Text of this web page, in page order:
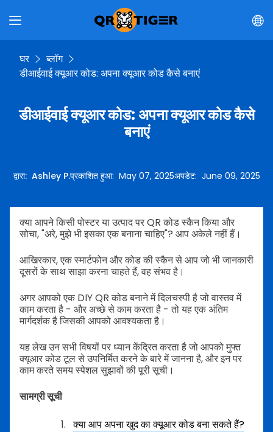
घर
ब्लॉग
डीआईवाई क्यूआर कोड: अपना क्यूआर कोड कैसे बनाएं
डीआईवाई क्यूआर कोड: अपना क्यूआर कोड कैसे
बनाएं
द्वारा: Ashley P.प्रकाशित हुआ: May 07, 2025अपडेट: June 09, 2025
क्या आपने किसी पोस्टर या उत्पाद पर QR कोड स्कैन किया और
सोचा, "अरे, मुझे भी इसका एक बनाना चाहिए"? आप अकेले नहीं हैं।
आखिरकार, एक स्मार्टफोन और कोड की स्कैन से आप जो भी जानकारी
दूसरों के साथ साझा करना चाहते हैं, वह संभव है।
अगर आपको एक DIY QR कोड बनाने में दिलचस्पी है जो वास्तव में
काम करता है - और अच्छे से काम करता है - तो यह एक अंतिम
मार्गदर्शक है जिसकी आपको आवश्यकता है।
यह लेख उन सभी विषयों पर ध्यान केंद्रित करता है जो आपको मुफ्त
क्यूआर कोड टूल से उपनिर्मित करने के बारे में जानना है, और इन पर
काम करते समय स्पेशल सुझावों की पूरी सूची।
सामग्री सूची
क्या आप अपना खुद का क्यूआर कोड बना सकते हैं?